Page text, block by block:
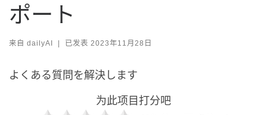
ポート
来自 dailyAI | 已发表 2023年11月28日
よくある質問を解決します
为此项目打分吧